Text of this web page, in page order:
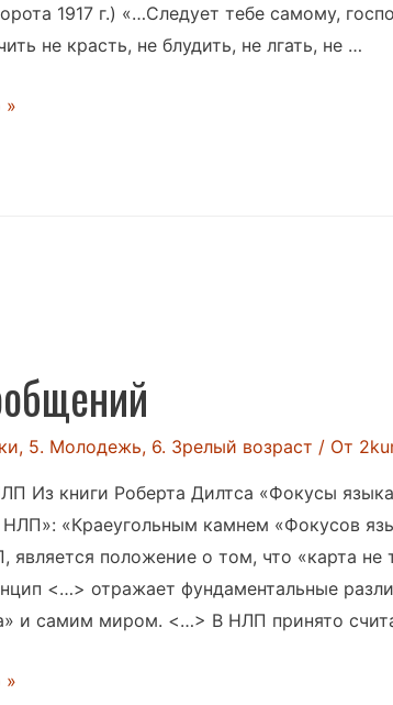
1917 г.) «…Следует тебе самому,
не красть, не блудить, не лгать, не …
»
, 5. Молодежь, 6. Зрелый возраст / От
Из книги Роберта Дилтса «Фокусы
«Краеугольным камнем «Фокусов
является положение о том, что «карта не
<…> отражает фундаментальные
и самим миром. <…> В НЛП принято
»